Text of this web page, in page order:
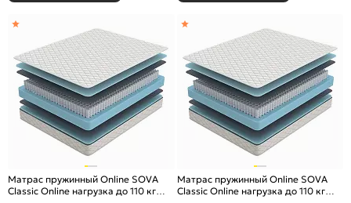
Матрас пружинный Online SOVA
Classic Online нагрузка до 110 кг
Матрас пружинный Online SOVA
Classic Online нагрузка до 110 кг